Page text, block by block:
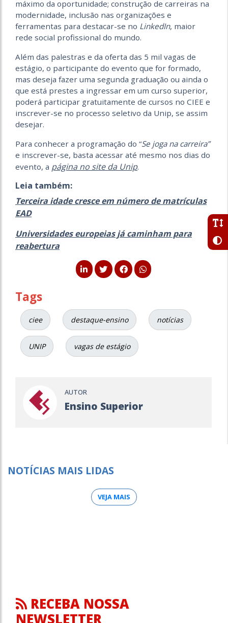
máximo da oportunidade; construção de carreiras na
modernidade, inclusão nas organizações e
ferramentas para destacar-se no LinkedIn, maior
rede social profissional do mundo.
Além das palestras e da oferta das 5 mil vagas de
estágio, o participante do evento que for formado,
mas deseja fazer uma segunda graduação ou ainda o
que está prestes a ingressar em um curso superior,
poderá participar gratuitamente de cursos no CIEE e
inscrever-se no processo seletivo da Unip, se assim
desejar.
Para conhecer a programação do “Se joga na carreira”
e inscrever-se, basta acessar até mesmo nos dias do
evento, a página no site da Unip.
Leia também:
Terceira idade cresce em número de matrículas
EAD
Universidades europeias já caminham para
reabertura
Tags
ciee destaque-ensino notícias
UNIP vagas de estágio
AUTOR
Ensino Superior
NOTÍCIAS MAIS LIDAS
VEJA MAIS
RECEBA NOSSA
NEWSLETTER